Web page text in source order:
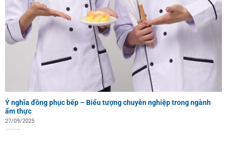
Ý nghĩa đồng phục bếp – Biểu tượng chuyên nghiệp trong ngành
ẩm thực
27/09/2025